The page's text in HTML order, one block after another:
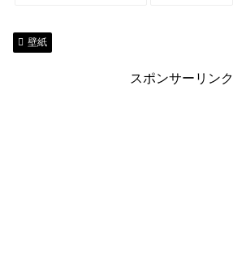
壁紙
スポンサーリンク